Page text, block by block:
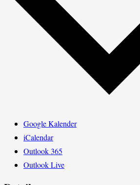
Google Kalender
iCalendar
Outlook 365
Outlook Live